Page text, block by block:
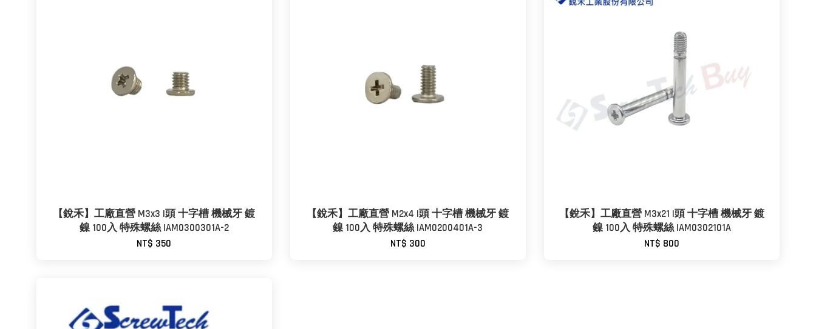
【銳禾】工廠直營 M3x3 I頭 十字槽 機械牙 鍍
鎳 100入 特殊螺絲 IAM0300301A-2
NT$ 350
【銳禾】工廠直營 M2x4 I頭 十字槽 機械牙 鍍
鎳 100入 特殊螺絲 IAM0200401A-3
NT$ 300
【銳禾】工廠直營 M3x21 I頭 十字槽 機械牙 鍍
鎳 100入 特殊螺絲 IAM0302101A
NT$ 800